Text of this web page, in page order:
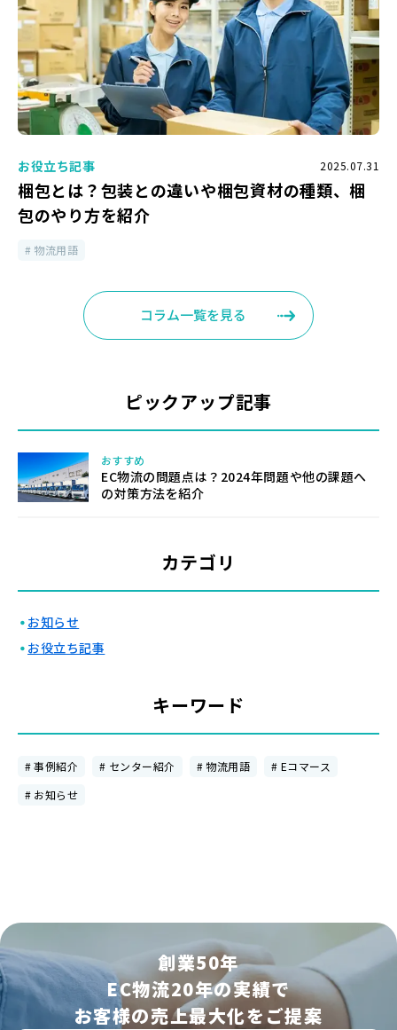
お役立ち記事 2025.07.31
梱包とは？包装との違いや梱包資材の種類、梱
包のやり方を紹介
物流用語
コラム一覧を見る
ピックアップ記事
おすすめ
EC物流の問題点は？2024年問題や他の課題へ
の対策方法を紹介
カテゴリ
・ お知らせ
・ お役立ち記事
キーワード
事例紹介 センター紹介 物流用語
Eコマース
お知らせ
創業50年
EC物流20年の実績で
お客様の売上最大化をご提案